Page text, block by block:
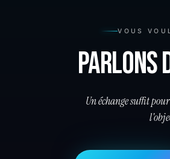
VOUS
Parlons
Un échange suffit